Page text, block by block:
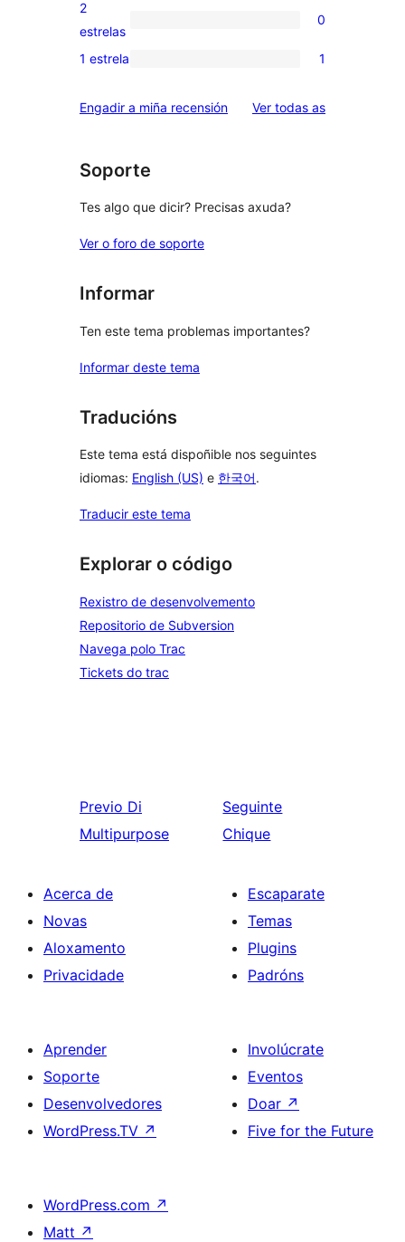
de
0
valoracións
2
2
estrelas
0
1
de
estrelas
1 estrela 1
Engadir a miña recensión Ver todas asvaloracións
Soporte
Tes algo que dicir? Precisas axuda?
Ver o foro de soporte
Informar
Ten este tema problemas importantes?
Informar deste tema
Traducións
Este tema está dispoñible nos seguintes
idiomas: English (US) e 한국어.
Traducir este tema
Explorar o código
Rexistro de desenvolvemento
Repositorio de Subversion
Navega polo Trac
Tickets do trac
Previo Di
Multipurpose
Seguinte
Chique
Acerca de
Novas
Aloxamento
Privacidade
Escaparate
Temas
Plugins
Padróns
Aprender
Soporte
Desenvolvedores
WordPress.TV ↗
Involúcrate
Eventos
Doar ↗
Five for the Future
WordPress.com ↗
Matt ↗